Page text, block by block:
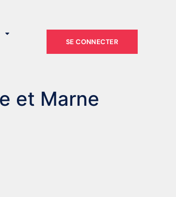
SE CONNECTER
et Marne